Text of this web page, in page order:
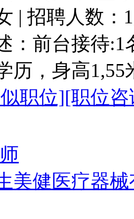
| 招聘人数： 1
：前台接待:1
历，身高
职位][职位
美健医疗器